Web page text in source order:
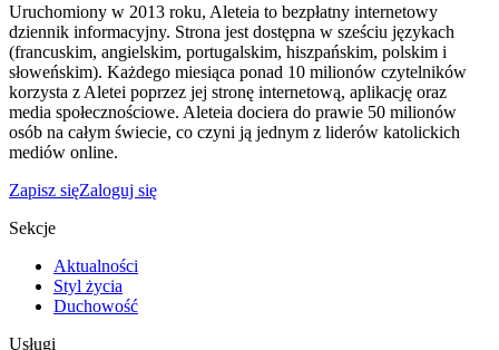
Uruchomiony w 2013 roku, Aleteia to bezpłatny internetowy
dziennik informacyjny. Strona jest dostępna w sześciu językach
(francuskim, angielskim, portugalskim, hiszpańskim, polskim i
słoweńskim). Każdego miesiąca ponad 10 milionów czytelników
korzysta z Aletei poprzez jej stronę internetową, aplikację oraz
media społecznościowe. Aleteia dociera do prawie 50 milionów
osób na całym świecie, co czyni ją jednym z liderów katolickich
mediów online.
Zapisz sięZaloguj się
Sekcje
Aktualności
Styl życia
Duchowość
Usługi